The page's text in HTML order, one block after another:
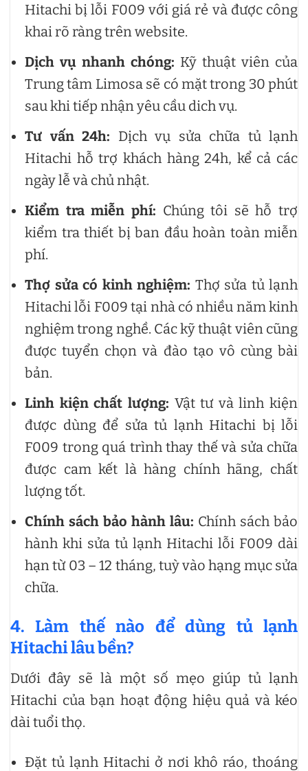
Hitachi bị lỗi F009 với giá rẻ và được công
khai rõ ràng trên website.
Dịch vụ nhanh chóng: Kỹ thuật viên của
Trung tâm Limosa sẽ có mặt trong 30 phút
sau khi tiếp nhận yêu cầu dich vụ.
Tư vấn 24h: Dịch vụ sửa chữa tủ lạnh
Hitachi hỗ trợ khách hàng 24h, kể cả các
ngày lễ và chủ nhật.
Kiểm tra miễn phí: Chúng tôi sẽ hỗ trợ
kiểm tra thiết bị ban đầu hoàn toàn miễn
phí.
Thợ sửa có kinh nghiệm: Thợ sửa tủ lạnh
Hitachi lỗi F009 tại nhà có nhiều năm kinh
nghiệm trong nghề. Các kỹ thuật viên cũng
được tuyển chọn và đào tạo vô cùng bài
bản.
Linh kiện chất lượng: Vật tư và linh kiện
được dùng để sửa tủ lạnh Hitachi bị lỗi
F009 trong quá trình thay thế và sửa chữa
được cam kết là hàng chính hãng, chất
lượng tốt.
Chính sách bảo hành lâu: Chính sách bảo
hành khi sửa tủ lạnh Hitachi lỗi F009 dài
hạn từ 03 – 12 tháng, tuỳ vào hạng mục sửa
chữa.
4. Làm thế nào để dùng tủ lạnh
Hitachi lâu bền?
Dưới đây sẽ là một số mẹo giúp tủ lạnh
Hitachi của bạn hoạt động hiệu quả và kéo
dài tuổi thọ.
Đặt tủ lạnh Hitachi ở nơi khô ráo, thoáng